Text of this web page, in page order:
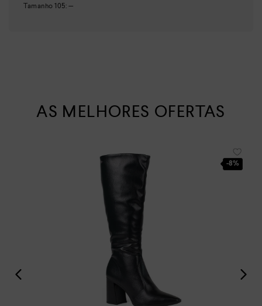
Tamanho105:—
AS MELHORES OFERTAS
-8%